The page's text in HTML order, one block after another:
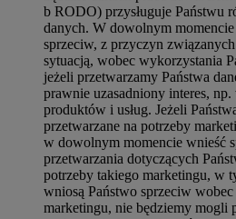
b RODO) przysługuje Państwu
danych. W dowolnym
sprzeciw, z przyczyn
sytuacją, wobec wykorzystania
jeżeli przetwarzamy Państwa
prawnie uzasadniony interes,
produktów i usług. Jeżeli
przetwarzane na potrzeby
w dowolnym momencie wnieść
przetwarzania dotyczących
potrzeby takiego marketingu, w
wniosą Państwo sprzeciw
marketingu, nie będziemy mogli